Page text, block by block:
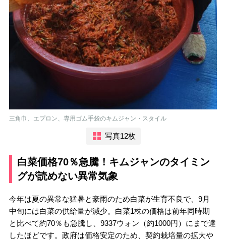
三角巾、エプロン、専用ゴム手袋のキムジャン・スタイル
写真12枚
白菜価格70％急騰！キムジャンのタイミン
グが読めない異常気象
今年は夏の異常な猛暑と豪雨のため白菜が生育不良で、9月
中旬には白菜の供給量が減少。白菜1株の価格は前年同時期
と比べて約70％も急騰し、9337ウォン（約1000円）にまで達
したほどです。政府は価格安定のため、契約栽培量の拡大や